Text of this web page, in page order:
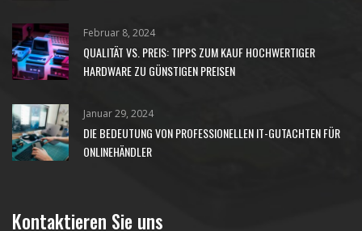
Februar 8, 2024
QUALITÄT VS. PREIS: TIPPS ZUM KAUF HOCHWERTIGER
HARDWARE ZU GÜNSTIGEN PREISEN
Januar 29, 2024
DIE BEDEUTUNG VON PROFESSIONELLEN IT-GUTACHTEN FÜR
ONLINEHÄNDLER
Kontaktieren Sie uns